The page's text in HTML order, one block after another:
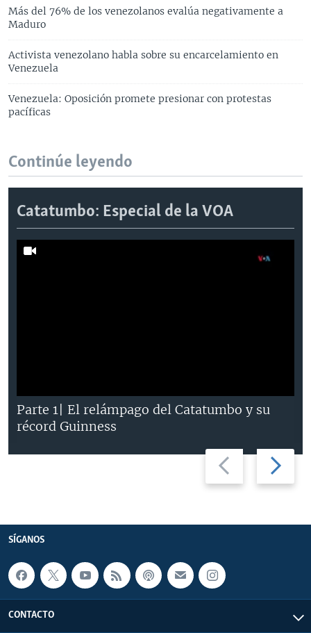
Más del 76% de los venezolanos evalúa negativamente a
Maduro
Activista venezolano habla sobre su encarcelamiento en
Venezuela
Venezuela: Oposición promete presionar con protestas
pacíficas
Continúe leyendo
Catatumbo: Especial de la VOA
Previous
slide
Next
slide
Parte 1| El relámpago del Catatumbo y su
récord Guinness
SÍGANOS
CONTACTO